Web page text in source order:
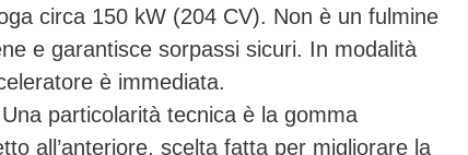
circa 150 kW (204 CV). Non è un fulmine
e garantisce sorpassi sicuri. In modalità
è immediata.
Una particolarità tecnica è la gomma
all’anteriore, scelta fatta per migliorare la